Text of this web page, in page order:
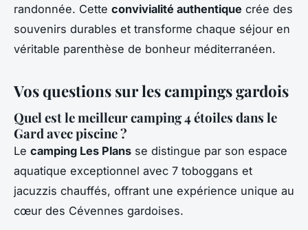
randonnée. Cette convivialité authentique crée des
souvenirs durables et transforme chaque séjour en
véritable parenthèse de bonheur méditerranéen.
Vos questions sur les campings gardois
Quel est le meilleur camping 4 étoiles dans le
Gard avec piscine ?
Le camping Les Plans se distingue par son espace
aquatique exceptionnel avec 7 toboggans et
jacuzzis chauffés, offrant une expérience unique au
cœur des Cévennes gardoises.